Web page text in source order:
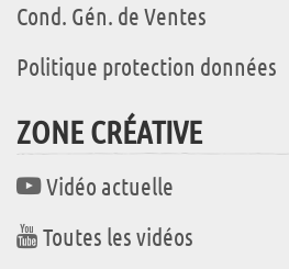
Cond. Gén. de Ventes
Politique protection données
ZONE CRÉATIVE
Vidéo actuelle
Toutes les vidéos